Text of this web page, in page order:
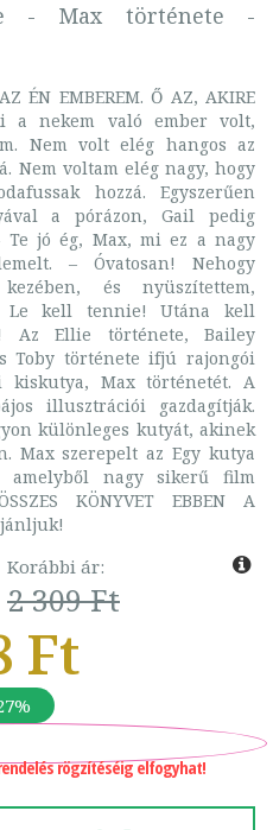
- Max története -
ÉN EMBEREM. Ő AZ, AKIRE
a nekem való ember volt,
Nem volt elég hangos az
Nem voltam elég nagy, hogy
hozzá. Egyszerűen
a pórázon, Gail pedig
jó ég, Max, mi ez a nagy
– Óvatosan! Nehogy
és nyüszítettem,
Le kell tennie! Utána kell
Az Ellie története, Bailey
Toby története ifjú rajongói
kiskutya, Max történetét. A
illusztrációi gazdagítják.
különleges kutyát, akinek
Max szerepelt az Egy kutya
amelyből nagy sikerű film
KÖNYVET EBBEN A
Korábbi ár:
2 309 Ft
Ft
rögzítéséig elfogyhat!